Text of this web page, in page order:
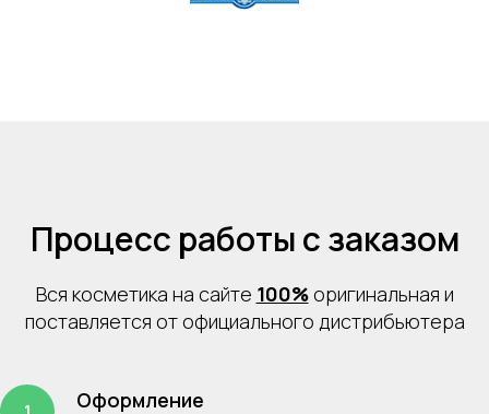
Процесс работы с заказом
Вся косметика на сайте 100%оригинальная и
поставляется от официального дистрибьютера
Оформление